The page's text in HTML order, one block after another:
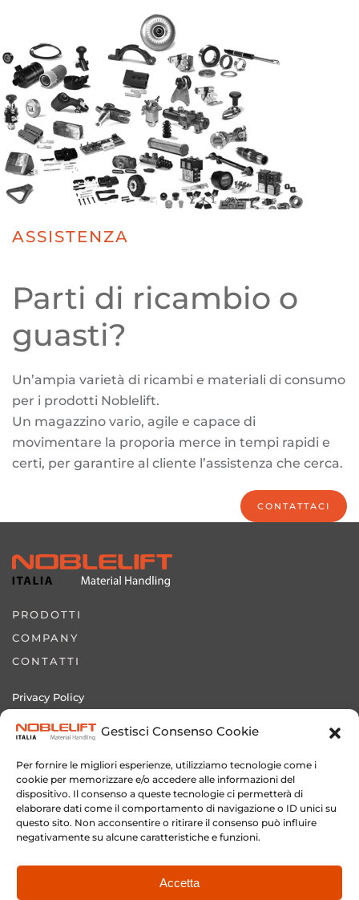
Gestisci Consenso Cookie
Per fornire le migliori esperienze, utilizziamo tecnologie come i
cookie per memorizzare e/o accedere alle informazioni del
dispositivo. Il consenso a queste tecnologie ci permetterà di
elaborare dati come il comportamento di navigazione o ID unici su
questo sito. Non acconsentire o ritirare il consenso può influire
negativamente su alcune caratteristiche e funzioni.
Accetta
ASSISTENZA
Parti di ricambio o
guasti?
Un’ampia varietà di ricambi e materiali di consumo
per i prodotti Noblelift.
Un magazzino vario, agile e capace di
movimentare la proporia merce in tempi rapidi e
certi, per garantire al cliente l’assistenza che cerca.
CONTATTACI
PRODOTTI
COMPANY
CONTATTI
Privacy Policy
Cookie Policy
+39 0572 635536
P.I. 02024000461